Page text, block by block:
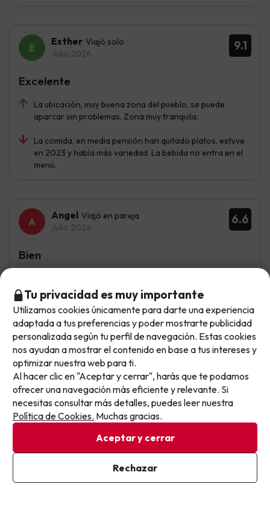
9.1
Esther Viajó solo
Julio 2026
La ubicación, muy buena zona del pueblo, se puede
aparcar sin problemas. Zona muy tranquila.
La comida, en media pensión han quitado platos, estuve
en 2023 y había más variedad. La bebida no entra en el
menú.
Excelente
6.6
Angel Viajó en pareja
Julio 2026
No tiene ascensor, la medida pensión es muy pobre, el
baño falta de limpieza, en el desagüe de la bañera
sacamos un mechón de pelo, la televisión solo se veían
unos pocos canales, solo había un ventilador para
sofocar el calor.
Bien
8.9
Lúa Viajó en pareja
Julio 2026
Perfecto el precio y la localización. Te ahorras más que si
No llegas tarde: llegas al siguiente.
Este chollo ya ha caducado, pero cada día lanzamos
nuevas oportunidades para viajar mejor y pagar
menos.
Apúntate y que el próximo no se te escape.
Pon tu mejor e-mail
Ya estoy suscrito
Al suscribirte, confirmas haber leído y estar de acuerdo con la
Tu privacidad es muy importante
Utilizamos cookies únicamente para darte una experiencia
adaptada a tus preferencias y poder mostrarte publicidad
personalizada según tu perfil de navegación. Estas cookies
nos ayudan a mostrar el contenido en base a tus intereses y
optimizar nuestra web para ti.
Al hacer clic en "Aceptar y cerrar", harás que te podamos
ofrecer una navegación más eficiente y relevante. Si
necesitas consultar más detalles, puedes leer nuestra
Política de Cookies. Muchas gracias.
Aceptar y cerrar
Rechazar